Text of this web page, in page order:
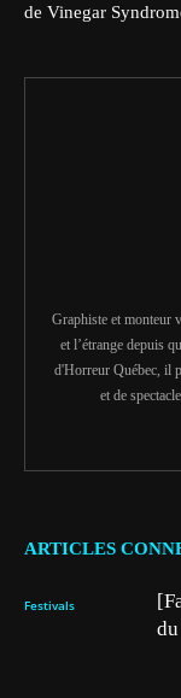
de Vinegar
Graphiste et monteur
et l’étrange depuis
d'Horreur Québec, il
et de
ARTICLES
Festivals